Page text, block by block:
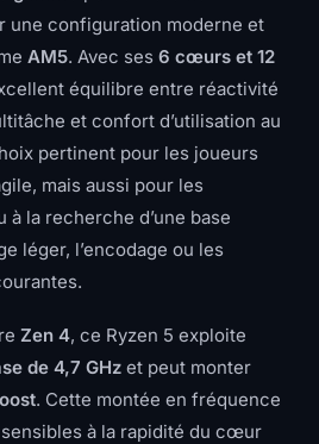
une configuration moderne et
AM5. Avec ses 6 cœurs et 12
équilibre entre réactivité
et confort d’utilisation au
pertinent pour les joueurs
mais aussi pour les
la recherche d’une base
léger, l’encodage ou les
Zen 4, ce Ryzen 5 exploite
de 4,7 GHz et peut monter
. Cette montée en fréquence
à la rapidité du cœur